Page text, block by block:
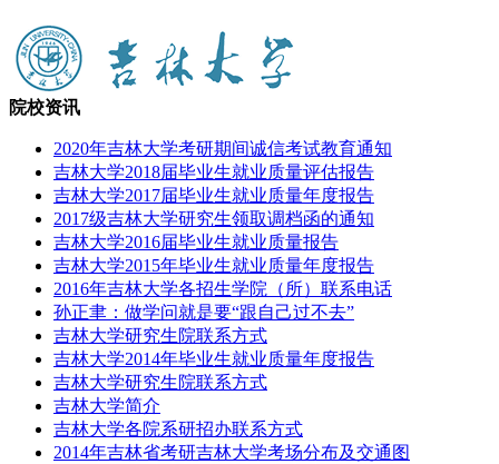
院校资讯
2020年吉林大学考研期间诚信考试教育通知
吉林大学2018届毕业生就业质量评估报告
吉林大学2017届毕业生就业质量年度报告
2017级吉林大学研究生领取调档函的通知
吉林大学2016届毕业生就业质量报告
吉林大学2015年毕业生就业质量年度报告
2016年吉林大学各招生学院（所）联系电话
孙正聿：做学问就是要“跟自己过不去”
吉林大学研究生院联系方式
吉林大学2014年毕业生就业质量年度报告
吉林大学研究生院联系方式
吉林大学简介
吉林大学各院系研招办联系方式
2014年吉林省考研吉林大学考场分布及交通图